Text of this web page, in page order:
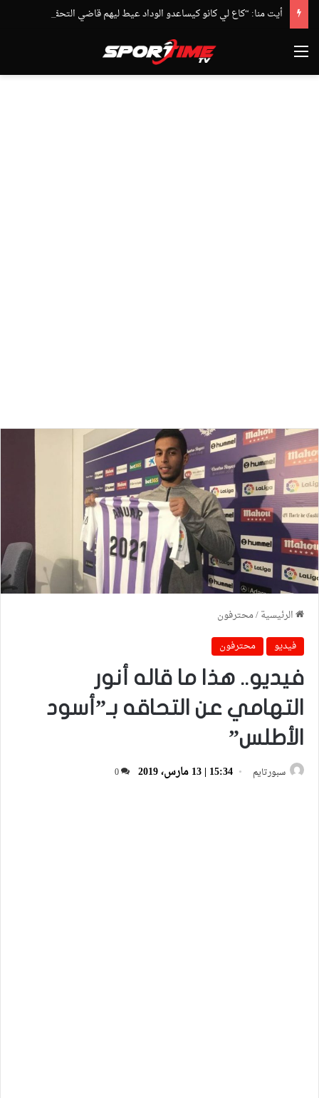
القائمة
الرئيسية/محترفون
فيديو
محترفون
فيديو.. هذا ما قاله أنور
التهامي عن التحاقه بـ”أسود
الأطلس”
سبورتايم 15:34 | 13 مارس، 2019 0